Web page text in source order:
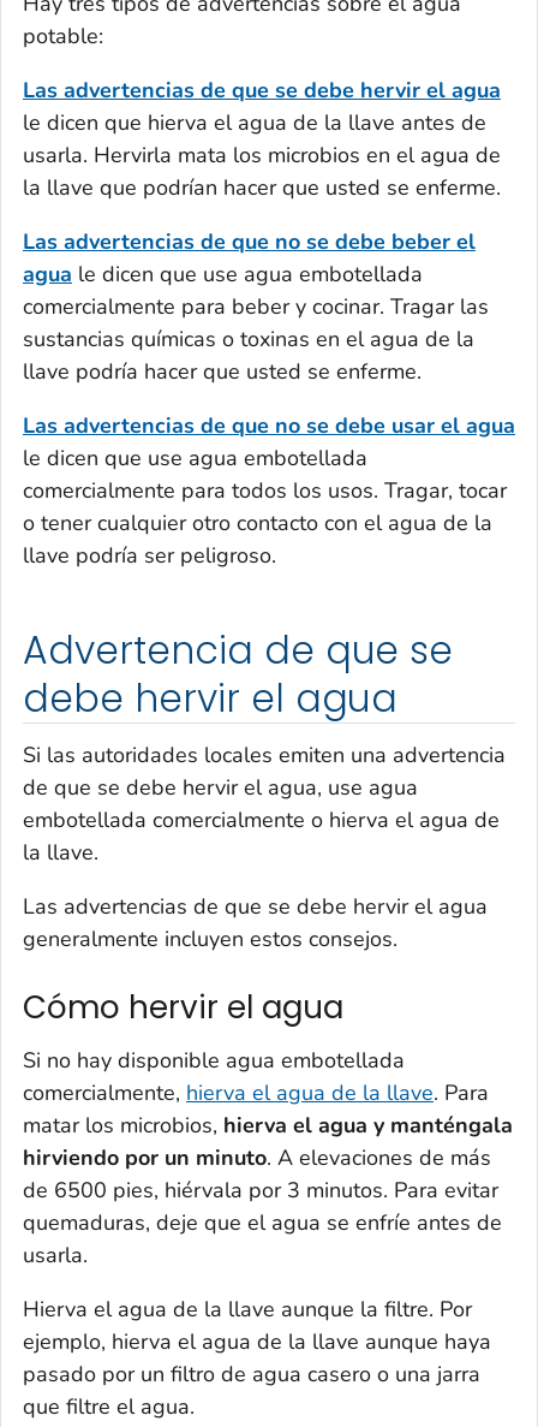
potable:
Las advertencias de que se debe hervir el agua
le dicen que hierva el agua de la llave antes de
usarla. Hervirla mata los microbios en el agua de
la llave que podrían hacer que usted se enferme.
Las advertencias de que no se debe beber el
agua le dicen que use agua embotellada
comercialmente para beber y cocinar. Tragar las
sustancias químicas o toxinas en el agua de la
llave podría hacer que usted se enferme.
Las advertencias de que no se debe usar el agua
le dicen que use agua embotellada
comercialmente para todos los usos. Tragar, tocar
o tener cualquier otro contacto con el agua de la
llave podría ser peligroso.
Advertencia de que se
debe hervir el agua
Si las autoridades locales emiten una advertencia
de que se debe hervir el agua, use agua
embotellada comercialmente o hierva el agua de
la llave.
Las advertencias de que se debe hervir el agua
generalmente incluyen estos consejos.
Cómo hervir el agua
Si no hay disponible agua embotellada
comercialmente, hierva el agua de la llave. Para
matar los microbios, hierva el agua y manténgala
hirviendo por un minuto. A elevaciones de más
de 6500 pies, hiérvala por 3 minutos. Para evitar
quemaduras, deje que el agua se enfríe antes de
usarla.
Hierva el agua de la llave aunque la filtre. Por
ejemplo, hierva el agua de la llave aunque haya
pasado por un filtro de agua casero o una jarra
que filtre el agua.